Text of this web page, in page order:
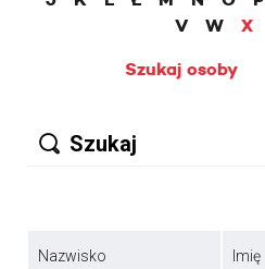
V
W X
Szukaj osoby
Nazwisko Imię